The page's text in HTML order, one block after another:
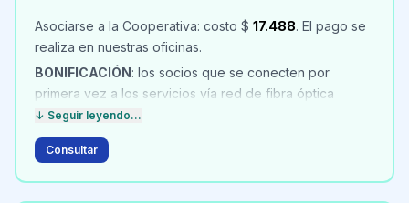
Asociarse a la Cooperativa: costo $ 17.488. El pago se
realiza en nuestras oficinas.
BONIFICACIÓN: los socios que se conecten por
primera vez a los servicios vía red de fibra óptica
(internet, cable o teléfono), tienen bonificados por tres
meses el costo de los servicios que contraten.
Conexión: Red Fibra Óptica al Hogar Oriente: $
166.731ó 2 cuotas de $84.633. Red Fibra Óptica al
↓ Seguir leyendo...
Consultar